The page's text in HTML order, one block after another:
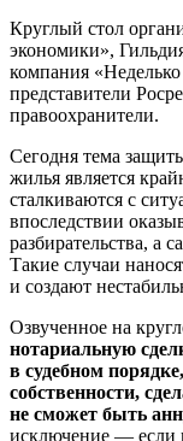
Круглый стол
экономики»,
компания
представители
правоохранители.
Сегодня тема
жилья является
сталкиваются с
впоследствии
разбирательства, а
Такие случаи
и создают
Озвученное на
нотариальную
в судебном
собственности,
не сможет быть
исключение — если